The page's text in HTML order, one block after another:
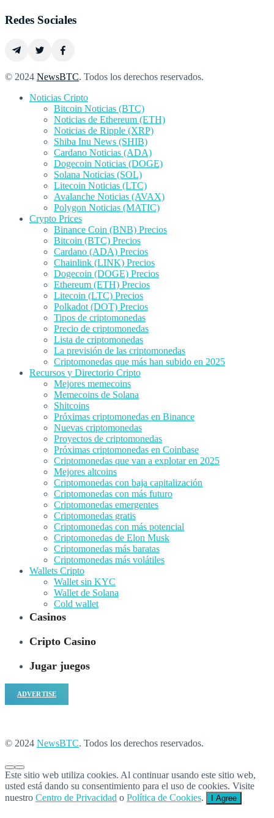
Redes Sociales
© 2024 NewsBTC. Todos los derechos reservados.
Noticias Cripto
Bitcoin Noticias (BTC)
Noticias de Ethereum (ETH)
Noticias de Ripple (XRP)
Shiba Inu News (SHIB)
Cardano Noticias (ADA)
Dogecoin Noticias (DOGE)
Solana Noticias (SOL)
Litecoin Noticias (LTC)
Avalanche Noticias (AVAX)
Polygon Noticias (MATIC)
Crypto Prices
Binance Coin (BNB) Precios
Bitcoin (BTC) Precios
Cardano (ADA) Precios
Chainlink (LINK) Precios
Dogecoin (DOGE) Precios
Ethereum (ETH) Precios
Litecoin (LTC) Precios
Polkadot (DOT) Precios
Tipos de criptomonedas
Precio de criptomonedas
Lista de criptomonedas
La previsión de las criptomonedas
Criptomonedas que más han subido en 2025
Recursos y Directorio Cripto
Mejores memecoins
Memecoins de Solana
Shitcoins
Próximas criptomonedas en Binance
Nuevas criptomonedas
Proyectos de criptomonedas
Próximas criptomonedas en Coinbase
Criptomonedas que van a explotar en 2025
Mejores altcoins
Criptomonedas con baja capitalización
Criptomonedas con más futuro
Criptomonedas emergentes
Criptomonedas gratis
Criptomonedas con más potencial
Criptomonedas de Elon Musk
Criptomonedas más baratas
Criptomonedas más volátiles
Wallets Cripto
Wallet sin KYC
Wallet de Solana
Cold wallet
Casinos
Cripto Casino
Jugar juegos
ADVERTISE
© 2024 NewsBTC. Todos los derechos reservados.
Este sitio web utiliza cookies. Al continuar usando este sitio web,
usted está dando su consentimiento para el uso de cookies. Visite
nuestro Centro de Privacidad o Política de Cookies. I Agree